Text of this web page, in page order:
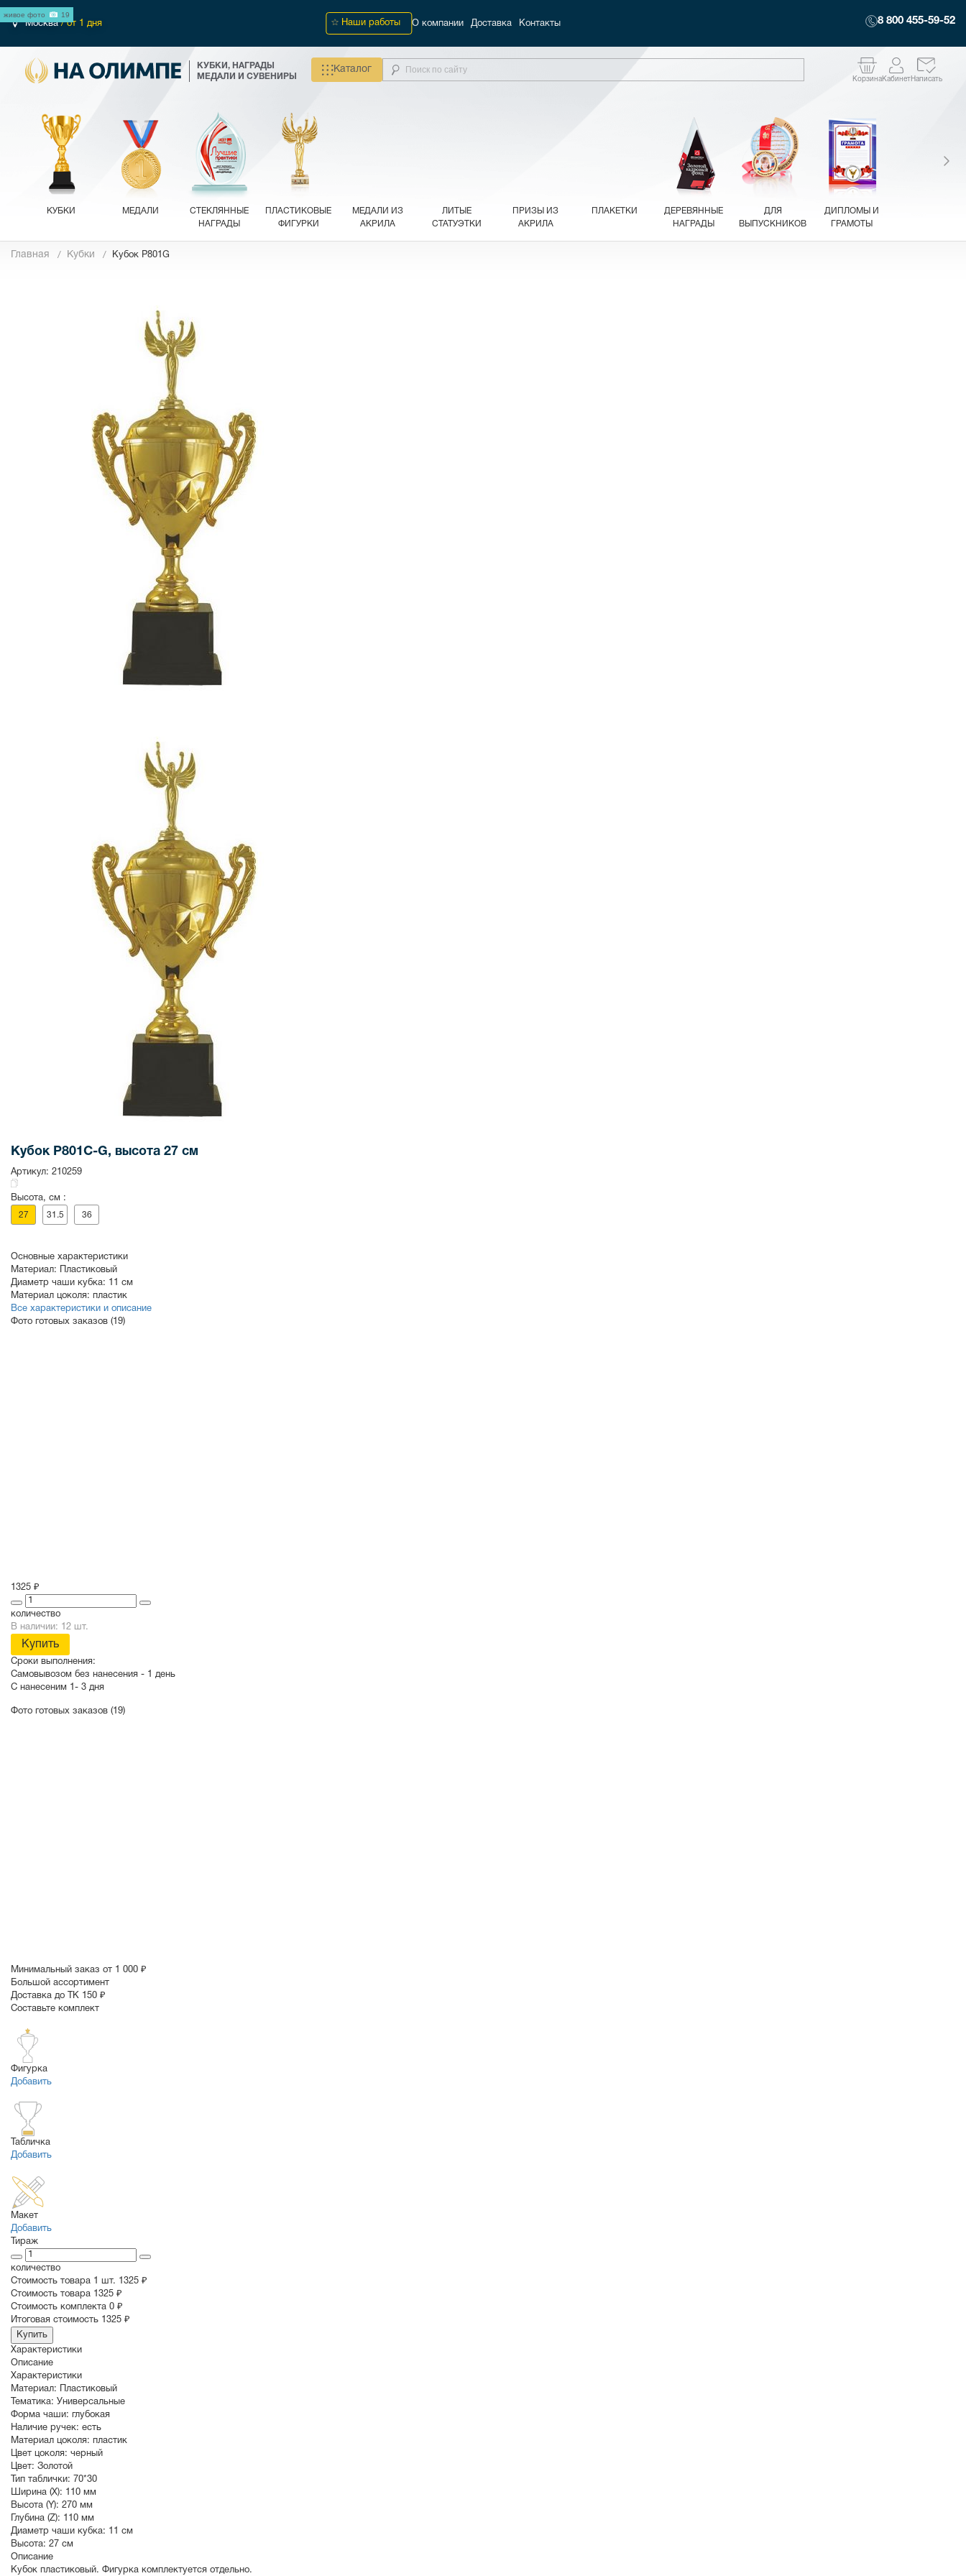
Москва/ от 1 дня Наши работы О компании Доставка Контакты 8 800 455-59-52
КУБКИ, НАГРАДЫ
МЕДАЛИ И СУВЕНИРЫ
Каталог
КорзинаКабинетНаписать
КУБКИ МЕДАЛИ
СТЕКЛЯННЫЕ
НАГРАДЫ
ПЛАСТИКОВЫЕ
ФИГУРКИ
МЕДАЛИ ИЗ
АКРИЛА
ЛИТЫЕ
СТАТУЭТКИ
ПРИЗЫ ИЗ
АКРИЛА
ПЛАКЕТКИ
ДЕРЕВЯННЫЕ
НАГРАДЫ
ДЛЯ
ВЫПУСКНИКОВ
ДИПЛОМЫ И
ГРАМОТЫ
РАСПРОДАЖА
Главная Кубки Кубок P801G
живое фото 19
Кубок P801C-G, высота 27 см
Артикул: 210259
Высота, см :
27 31.5 36
Основные характеристики
Материал: Пластиковый
Диаметр чаши кубка: 11 см
Материал цоколя: пластик
Все характеристики и описание
Фото готовых заказов (19)
1325 ₽
количество
В наличии: 12 шт.
Купить
Сроки выполнения:
Самовывозом без нанесения - 1 день
С нанесеним 1- 3 дня
Фото готовых заказов (19)
Минимальный заказ от 1 000 ₽
Большой ассортимент
Доставка до ТК 150 ₽
Составьте комплект
Фигурка
Добавить
Табличка
Добавить
Макет
Добавить
Тираж
количество
Стоимость товара 1 шт. 1325 ₽
Cтоимость товара 1325 ₽
Стоимость комплекта 0 ₽
Итоговая стоимость 1325 ₽
Купить
Характеристики
Описание
Характеристики
Материал: Пластиковый
Тематика: Универсальные
Форма чаши: глубокая
Наличие ручек: есть
Материал цоколя: пластик
Цвет цоколя: черный
Цвет: Золотой
Тип таблички: 70*30
Ширина (X): 110 мм
Высота (Y): 270 мм
Глубина (Z): 110 мм
Диаметр чаши кубка: 11 см
Высота: 27 см
Описание
Кубок пластиковый. Фигурка комплектуется отдельно.